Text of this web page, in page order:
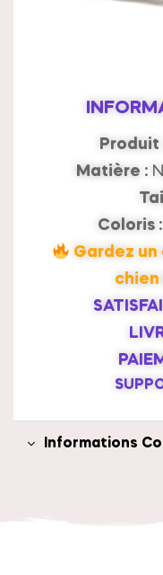
Produit
Matière :
Coloris :
Gardez
chien
Informations